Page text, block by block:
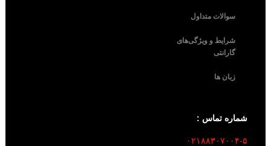
سوالات متداول
شرایط و ویژگی‌های
گارانتی
زبان ها
شماره تماس :
۰۲۱۸۸۳۰۷۰۰۴-۵